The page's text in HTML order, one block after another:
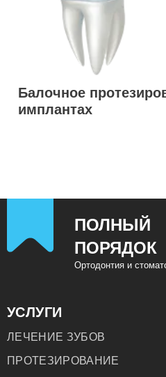
Балочное
имплантах
ПОЛНЫЙ
ПОРЯДОК
Ортодонтия и
УСЛУГИ
ЛЕЧЕНИЕ ЗУБОВ
ПРОТЕЗИРОВАНИЕ